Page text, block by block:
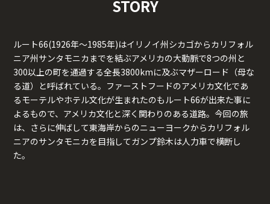
STORY
ルート66(1926年～1985年)はイリノイ州シカゴからカリフォル
ニア州サンタモニカまでを結ぶアメリカの大動脈で8つの州と
300以上の町を通過する全長3800kmに及ぶマザーロード（母な
る道）と呼ばれている。ファーストフードのアメリカ文化であ
るモーテルやホテル文化が生まれたのもルート66が出来た事に
よるもので、アメリカ文化と深く関わりのある道路。今回の旅
は、さらに伸ばして東海岸からのニューヨークからカリフォル
ニアのサンタモニカを目指してガンプ鈴木は人力車で横断し
た。